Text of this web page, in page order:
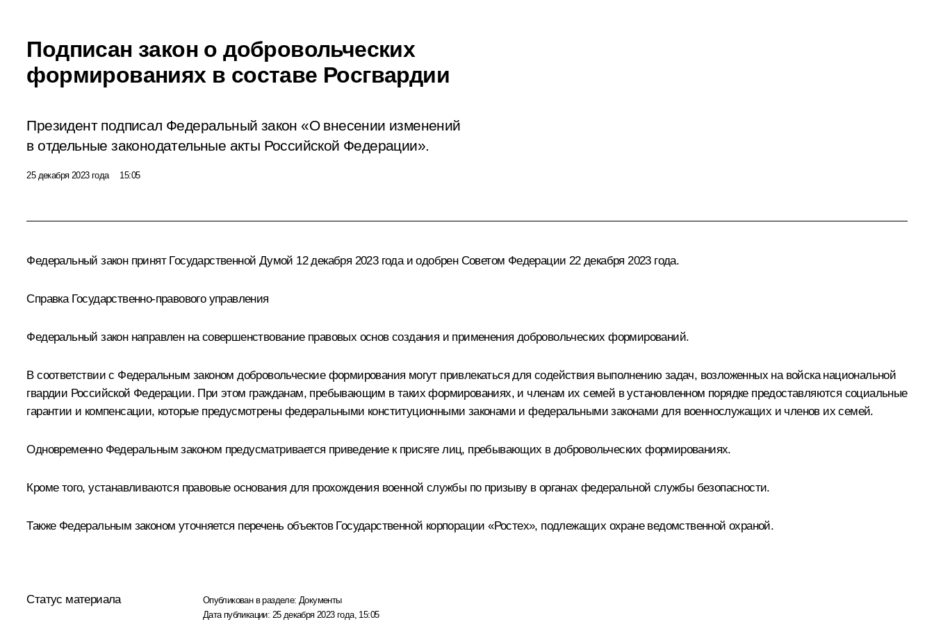
Подписан закон о добровольческих
формированиях в составе Росгвардии
Президент подписал Федеральный закон «О внесении изменений
в отдельные законодательные акты Российской Федерации».
25 декабря 2023 года 15:05
Федеральный закон принят Государственной Думой 12 декабря 2023 года и одобрен Советом Федерации 22 декабря 2023 года.
Справка Государственно-правового управления
Федеральный закон направлен на совершенствование правовых основ создания и применения добровольческих формирований.
В соответствии с Федеральным законом добровольческие формирования могут привлекаться для содействия выполнению задач, возложенных на войска национальной
гвардии Российской Федерации. При этом гражданам, пребывающим в таких формированиях, и членам их семей в установленном порядке предоставляются социальные
гарантии и компенсации, которые предусмотрены федеральными конституционными законами и федеральными законами для военнослужащих и членов их семей.
Одновременно Федеральным законом предусматривается приведение к присяге лиц, пребывающих в добровольческих формированиях.
Кроме того, устанавливаются правовые основания для прохождения военной службы по призыву в органах федеральной службы безопасности.
Также Федеральным законом уточняется перечень объектов Государственной корпорации «Ростех», подлежащих охране ведомственной охраной.
Статус материала Опубликован в разделе: Документы
Дата публикации: 25 декабря 2023 года, 15:05